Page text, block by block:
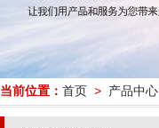
当前位置： 首页 > 产品中心